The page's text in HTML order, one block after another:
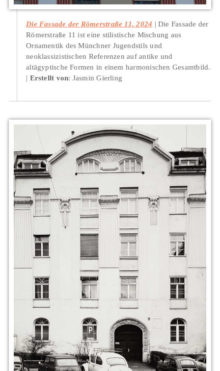
Die Fassade der Römerstraße 11, 2024
Die Fassade der
Römerstraße 11 ist eine stilistische Mischung aus
Ornamentik des Münchner Jugendstils und
neoklassizistischen Referenzen auf antike und
altägyptische Formen in einem harmonischen Gesamtbild.
Erstellt von: Jasmin Gierling